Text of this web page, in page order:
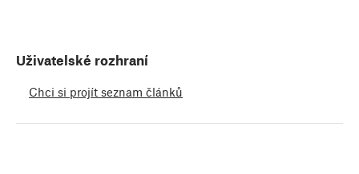
Uživatelské rozhraní
Chci si projít seznam článků